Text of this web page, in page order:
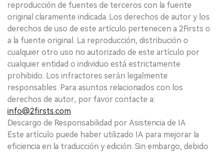
reproducción de fuentes de terceros con la fuente
original claramente indicada. Los derechos de autor y los
derechos de uso de este artículo pertenecen a 2Firsts o
a la fuente original. La reproducción, distribución o
cualquier otro uso no autorizado de este artículo por
cualquier entidad o individuo está estrictamente
prohibido. Los infractores serán legalmente
responsables. Para asuntos relacionados con los
derechos de autor, por favor contacte a:
info@2firsts.com
Descargo de Responsabilidad por Asistencia de IA
Este artículo puede haber utilizado IA para mejorar la
eficiencia en la traducción y edición. Sin embargo, debido